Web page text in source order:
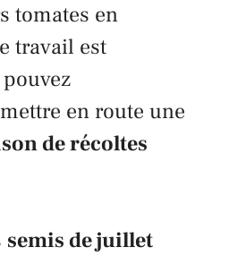
tomates en
travail est
en route une
de récoltes
semis de juillet